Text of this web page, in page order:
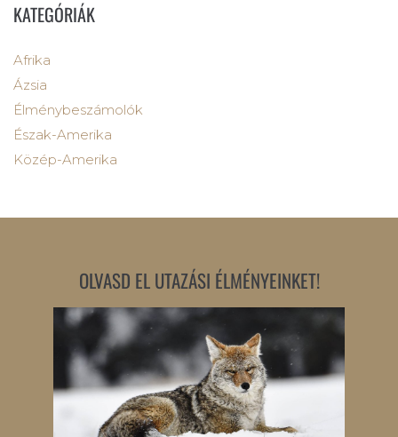
KATEGÓRIÁK
Afrika
Ázsia
Élménybeszámolók
Észak-Amerika
Közép-Amerika
OLVASD EL UTAZÁSI ÉLMÉNYEINKET!